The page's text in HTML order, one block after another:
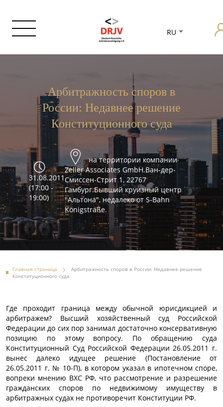
RU
Арбитражность споров в
России: Недавнее решение
Конституционного суда
31.08.2011
(17:00 -
19:00)
на территории компании
Zeller Associates GmbH.Ван-дер-
Смиссен-Стрит 1, 22767
Гамбург.Бывший круизный центр
"Альтона", недалеко от S-Bahn
Königstraße.
Главная страница
Арбитражность споров в России: Недавнее решение
Конституционного суда
Где проходит граница между обычной юрисдикцией и
арбитражем? Высший хозяйственный суд Российской
Федерации до сих пор занимал достаточно консервативную
позицию по этому вопросу. По обращению суда
Конституционный Суд Российской Федерации 26.05.2011 г.
вынес далеко идущее решение (Постановление от
26.05.2011 г. № 10-П), в котором указал в ипотечном споре,
вопреки мнению ВХС РФ, что рассмотрение и разрешение
гражданских споров по недвижимому имуществу в
арбитражных судах не противоречит Конституции РФ.